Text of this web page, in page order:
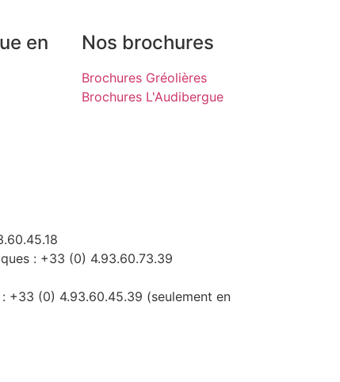
en
Nos brochures
Brochures Gréolières
Brochures L'Audibergue
: +33 (0) 4.93.60.73.39
+33 (0) 4.93.60.45.39 (seulement en